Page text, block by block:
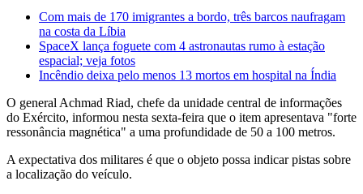
Com mais de 170 imigrantes a bordo, três barcos naufragam
na costa da Líbia
SpaceX lança foguete com 4 astronautas rumo à estação
espacial; veja fotos
Incêndio deixa pelo menos 13 mortos em hospital na Índia
O general Achmad Riad, chefe da unidade central de informações
do Exército, informou nesta sexta-feira que o item apresentava "forte
ressonância magnética" a uma profundidade de 50 a 100 metros.
A expectativa dos militares é que o objeto possa indicar pistas sobre
a localização do veículo.